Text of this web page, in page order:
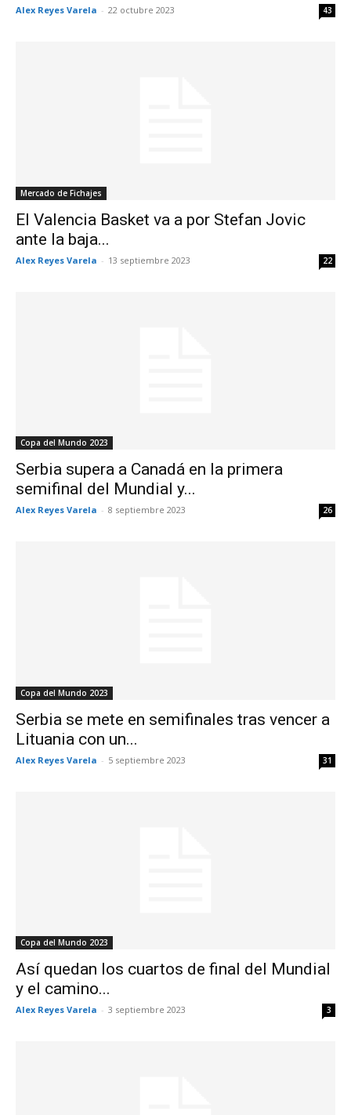
Alex Reyes Varela - 22 octubre 2023 43
Mercado de Fichajes
El Valencia Basket va a por Stefan Jovic
ante la baja...
Alex Reyes Varela - 13 septiembre 2023 22
Copa del Mundo 2023
Serbia supera a Canadá en la primera
semifinal del Mundial y...
Alex Reyes Varela - 8 septiembre 2023 26
Copa del Mundo 2023
Serbia se mete en semifinales tras vencer a
Lituania con un...
Alex Reyes Varela - 5 septiembre 2023 31
Copa del Mundo 2023
Así quedan los cuartos de final del Mundial
y el camino...
Alex Reyes Varela - 3 septiembre 2023 3